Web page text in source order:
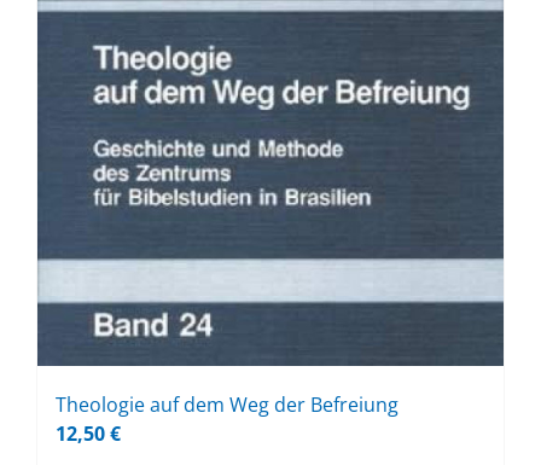
Theo­lo­gie auf dem Weg der Be­frei­ung
12,50€